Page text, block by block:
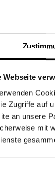
Webseite
Zugriffe auf
an unsere
mit